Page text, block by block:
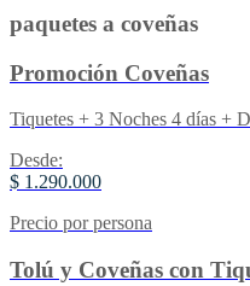
paquetes a coveñas
Promoción Coveñas
Tiquetes + 3 Noches 4 días +
Desde:
$ 1.290.000
Precio por persona
Tolú y Coveñas con